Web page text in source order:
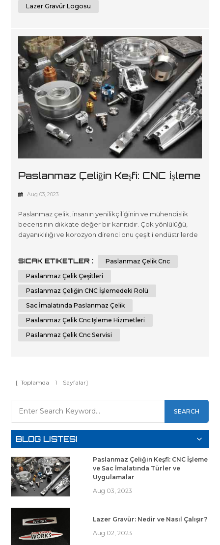
Lazer Gravür Logosu
Paslanmaz Çeliğin Keşfi: CNC İşleme
Ve Sac İmalatında Türler Ve
Aug 03, 2023
Paslanmaz çelik, insanın yenilikçiliğinin ve mühendislik
becerisinin dikkate değer bir kanıtıdır. Çok yönlülüğü,
dayanıklılığı ve korozyon direnci onu çeşitli endüstrilerde
metal imalatındaki tamamlayıcı rolünü araştırmak için bir
yolculuğa çıkacağız. Paslanmaz çelik ile bu hassas odaklı
SICAK ETIKETLER :
Paslanmaz Çelik Cnc
Paslanmaz Çelik Çeşitleri
Paslanmaz Çeliğin CNC İşlemedeki Rolü
Sac İmalatında Paslanmaz Çelik
Paslanmaz Çelik Cnc Işleme Hizmetleri
Paslanmaz Çelik Cnc Servisi
[ Toplamda 1 Sayfalar]
SEARCH
BLOG LISTESI
Paslanmaz Çeliğin Keşfi: CNC İşleme
ve Sac İmalatında Türler ve
Uygulamalar
Aug 03, 2023
Lazer Gravür: Nedir ve Nasıl Çalışır?
Aug 02, 2023